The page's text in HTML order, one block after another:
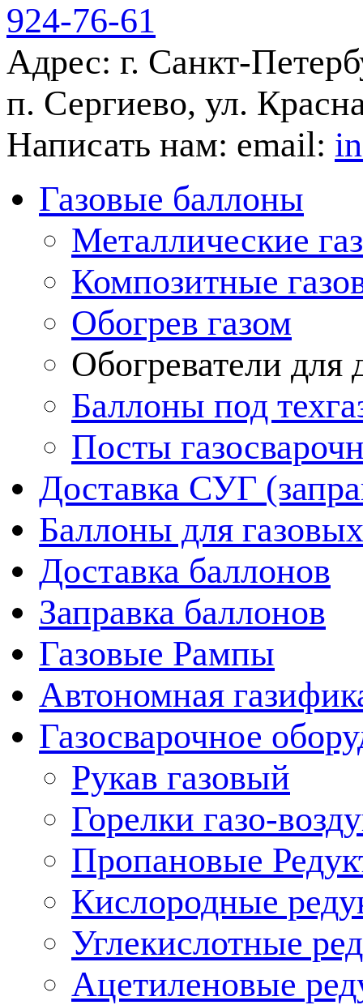
924-76-61
Адрес: г. Санкт-
п. Сергиево, ул.
Написать нам: email:
Газовые баллоны
Металлические
Композитные
Обогрев газом
Обогреватели для
Баллоны под
Посты
Доставка СУГ
Баллоны для
Доставка баллонов
Заправка баллонов
Газовые Рампы
Автономная
Газосварочное
Рукав газовый
Горелки газо-
Пропановые
Кислородные
Углекислотные
Ацетиленовые